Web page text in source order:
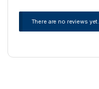
There are no reviews yet.